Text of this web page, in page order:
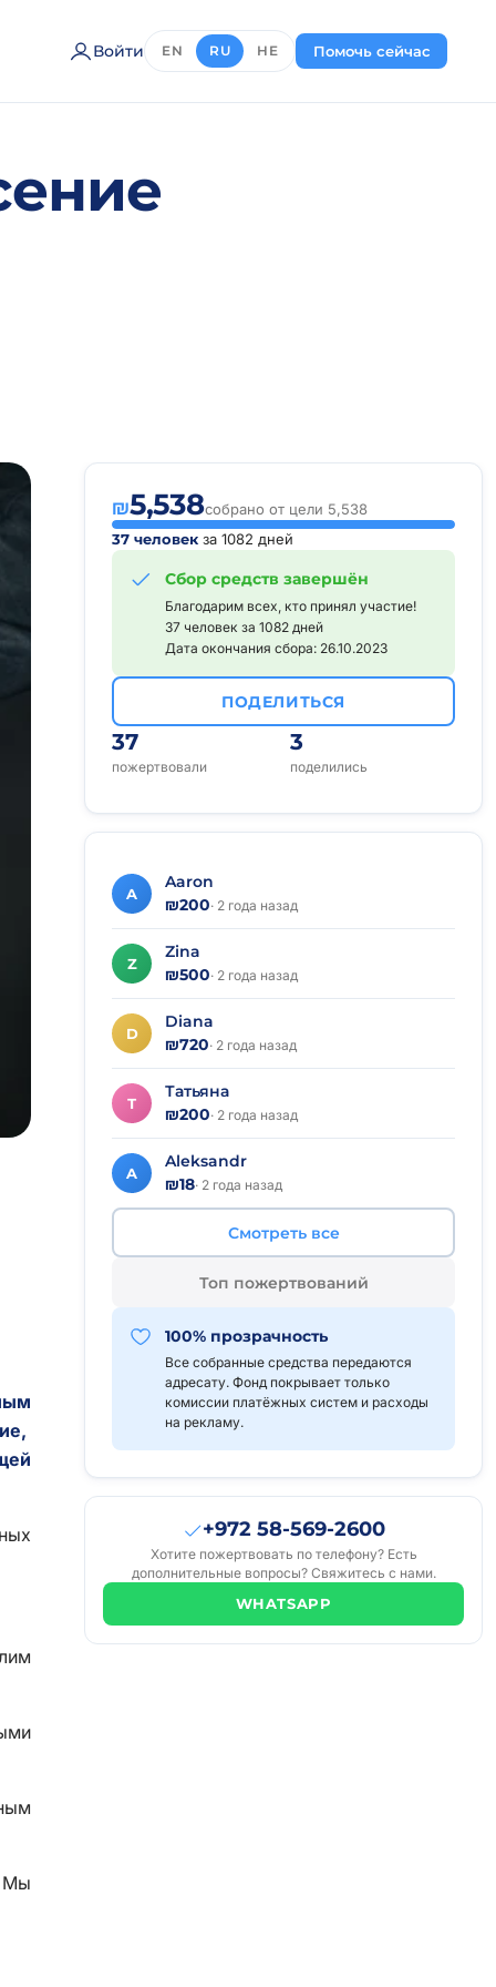
Войти EN RU HE Помочь сейчас
₪5,538собрано от цели 5,538
37 человек за 1082 дней
Сбор средств завершён
Благодарим всех, кто принял участие!
37 человек за 1082 дней
Дата окончания сбора: 26.10.2023
ПОДЕЛИТЬСЯ
37
пожертвовали
3
поделились
A
Aaron
₪200· 2 года назад
Z
Zina
₪500· 2 года назад
D
Diana
₪720· 2 года назад
Т
Татьяна
₪200· 2 года назад
A
Aleksandr
₪18· 2 года назад
Смотреть все
Топ пожертвований
100% прозрачность
Все собранные средства передаются
адресату. Фонд покрывает только
комиссии платёжных систем и расходы
на рекламу.
+972 58-569-2600
Хотите пожертвовать по телефону? Есть
дополнительные вопросы? Свяжитесь с нами.
WHATSAPP
Мы